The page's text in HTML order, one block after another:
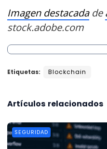
Imagen destacadade
stock.adobe.com
Etiquetas: Blockchain
relacionados
Artículos
SEGURIDAD